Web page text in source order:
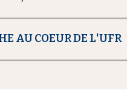
AU COEUR DE L'UFR